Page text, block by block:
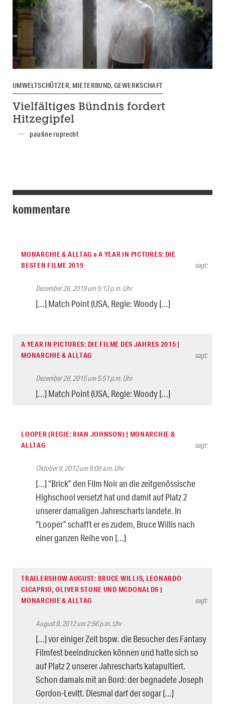
UMWELTSCHÜTZER, MIETERBUND, GEWERKSCHAFT
Vielfältiges Bündnis fordert
Hitzegipfel
pauline ruprecht
kommentare
MONARCHIE & ALLTAG » A YEAR IN PICTURES: DIE
BESTEN FILME 2019
sagt:
Dezember 26, 2019 um 5:13 p.m. Uhr
[…] Match Point (USA, Regie: Woody […]
A YEAR IN PICTURES: DIE FILME DES JAHRES 2015 |
MONARCHIE & ALLTAG
sagt:
Dezember 28, 2015 um 5:51 p.m. Uhr
[…] Match Point (USA, Regie: Woody […]
LOOPER (REGIE: RIAN JOHNSON) | MONARCHIE &
ALLTAG
sagt:
Oktober 9, 2012 um 9:09 a.m. Uhr
[…] “Brick” den Film Noir an die zeitgenössische
Highschool versetzt hat und damit auf Platz 2
unserer damaligen Jahrescharts landete. In
“Looper” schafft er es zudem, Bruce Willis nach
einer ganzen Reihe von […]
TRAILERSHOW AUGUST: BRUCE WILLIS, LEONARDO
CICAPRIO, OLIVER STONE UND MCDONALDS |
MONARCHIE & ALLTAG
sagt:
August 9, 2012 um 2:56 p.m. Uhr
[…] vor einiger Zeit bspw. die Besucher des Fantasy
Filmfest beeindrucken können und hatte sich so
auf Platz 2 unserer Jahrescharts katapultiert.
Schon damals mit an Bord: der begnadete Joseph
Gordon-Levitt. Diesmal darf der sogar […]